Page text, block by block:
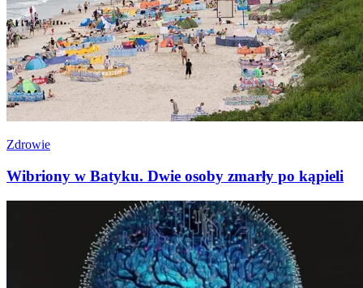
Zdrowie
Wibriony w Batyku. Dwie osoby zmarły po kąpieli